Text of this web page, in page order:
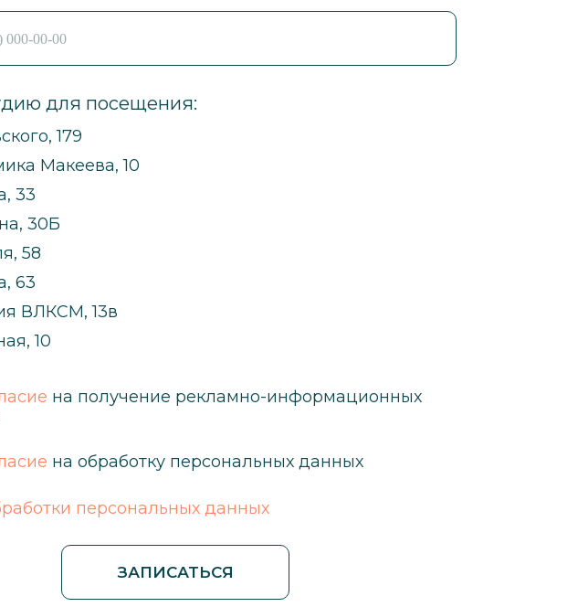
для посещения:
179
Макеева, 10
33
30Б
58
63
ВЛКСМ, 13в
10
на получение рекламно-информационных
на обработку персональных данных
персональных данных
ЗАПИСАТЬСЯ